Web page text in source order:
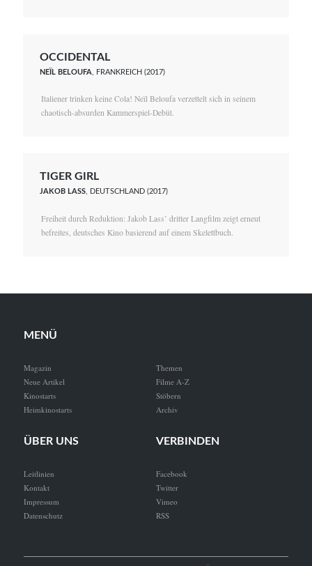
OCCIDENTAL
NEÏL BELOUFA , FRANKREICH (2017)
Italiener trinken keine Cola! Neïl Beloufa verzettelt sich in seinem
chaotisch-absurden Kammerspiel-Debüt.
TIGER GIRL
JAKOB LASS, DEUTSCHLAND (2017)
Freiheit durch Reduktion: Jakob Lass’ dritter Langfilm zeigt erneut
befreites, deutsches Kino basierend auf einem Skelettbuch.
MENÜ
Magazin
Neue Artikel
Kinostarts
Heimkinostarts
Themen
Filme A-Z
Stöbern
Archiv
ÜBER UNS
Leitlinien
Kontakt
Impressum
Datenschutz
VERBINDEN
Facebook
Twitter
Vimeo
RSS